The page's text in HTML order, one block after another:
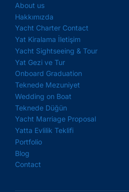
About us
Hakkımızda
Yacht Charter Contact
Yat Kiralama İletişim
Yacht Sightseeing & Tour
Yat Gezi ve Tur
Onboard Graduation
Teknede Mezuniyet
Wedding on Boat
Teknede Düğün
Yacht Marriage Proposal
Yatta Evlilik Teklifi
Portfolio
Blog
Contact